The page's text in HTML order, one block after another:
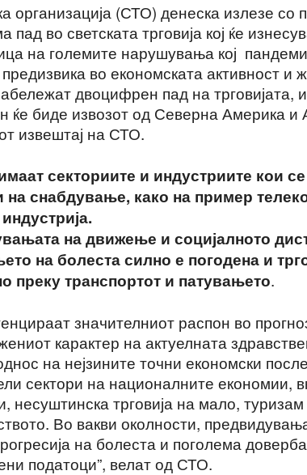
организација (СТО) денеска излезе со
пад во светската трговија кој ќе
на големите нарушувања кој
во економската активност и
двоцифрен пад на трговијата,
ќе биде извозот од Северна Америка и
извештај на СТО.
секториите и индустриите кои
на снабдување, како на пример
на движење и социјалното
на болеста силно е погодена и
преку транспортот и патувањето.
значителниот распон во
карактер на актуелната
на нејзините точни економски
сектори на националните економии,
несуштинска трговија на мало,
Во вакви околности,
на болеста и поголема
податоци”, велат од СТО.